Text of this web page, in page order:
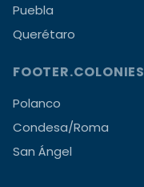
Puebla
Querétaro
FOOTER.COLONIES
Polanco
Condesa/Roma
San Ángel